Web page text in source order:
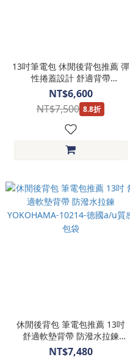
13吋筆電包 休閒後背包推薦 彈
性捲蓋設計 舒適背帶
WAKAYAMA-10230-德國a/u質
感包袋
NT$6,600
NT$7,500 8.8折
休閒後背包 筆電包推薦 13吋
舒適軟墊背帶 防潑水拉鍊
YOKOHAMA-10214-德國a/u質
NT$7,480